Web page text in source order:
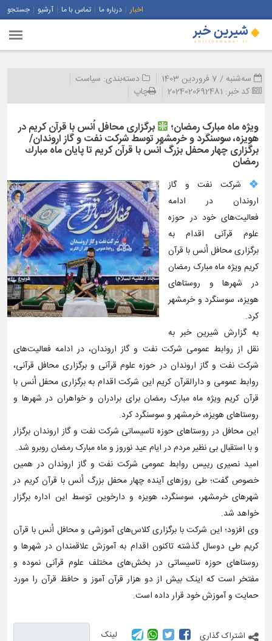
اخبار درباره ما تماس با ما آرشیو جستجو
سه‌شنبه / 7 فروردین 1403 دسته‌بندی: سیاست
کد خبر: 2024020692481 چاپ
ویژه ماه مبارک رمضان؛ برگزاری محافل اُنس با قرآن كریم در
هویزه، سوسنگرد و خرمشهر توسط شركت نفت و گاز اروندان/
برگزاری چهار محفل بزرگ اُنس با قرآن كریم تا پایان ماه مبارك
رمضان
شرکت نفت و گاز
اروندان در ادامه
فعالیت‌های خود در حوزه
علوم قرآنی اقدام به
برگزاری محافل اُنس با قرآن
کریم ویژه ماه مبارک رمضان
در شهرها و روستاهای
هویزه، سوسنگرد و خرمشهر
کرد.
به گزارش شیرین خبر به
نقل از روابط عمومی شرکت نفت و گاز اروندان، در ادامه فعالیت‌های
شرکت نفت و گاز اروندان در حوزه علوم قرآنی و برگزاری محافل قرآنی،
روابط عمومی و دارالقرآن کریم این شرکت اقدام به برگزاری محفل اُنس با
قرآن کریم ویژه ماه مبارک رمضان برای برادران و خواهران در شهرها و
روستاهای هویزه، خرمشهر و سوسنگرد کرد.
این محافل در روستاهای حوزه تاسیساتی شرکت نفت و گاز اروندان برگزار
و با استقبال بی نظیر مردم در ایام عید نوروز و ماه مبارک رمضان روبرو شد.
امید نصیری رییس روابط عمومی شرکت نفت و گاز اروندان در همین
خصوص گفت؛ طی روزهای آینده چهار محفل بزرگ اُنس با قرآن کریم در
شهرهای خرمشهر، سوسنگرد، هویزه و دارخوین توسط این اداره برگزار
خواهد شد.
وی افزود؛ این شرکت با برگزاری کلاس‌های آموزشی و محافل اُنس با قرآن
کریم طی دوسال گذشته تاکنون اقدام به آموزش علاقمندان در شهرها و
روستاهای حوزه تاسیساتی در بخش‌های مختلف علوم قرآنی نموده و
مفتخر است که اینک بیش از دو هزار قرآن آموز و حافظ قرآن را مورد
حمایت و آموزش خود قرار داده است.
اشتراک گذاری لینک